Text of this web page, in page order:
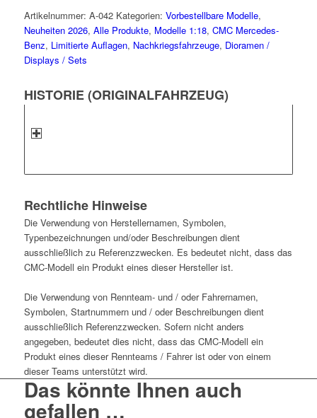
Artikelnummer: A-042 Kategorien: Vorbestellbare Modelle,
Neuheiten 2026, Alle Produkte, Modelle 1:18, CMC Mercedes-
Benz, Limitierte Auflagen, Nachkriegsfahrzeuge, Dioramen /
Displays / Sets
HISTORIE (ORIGINALFAHRZEUG)
Rechtliche Hinweise
Die Verwendung von Herstellernamen, Symbolen,
Typenbezeichnungen und/oder Beschreibungen dient
ausschließlich zu Referenzzwecken. Es bedeutet nicht, dass das
CMC-Modell ein Produkt eines dieser Hersteller ist.
Die Verwendung von Rennteam- und / oder Fahrernamen,
Symbolen, Startnummern und / oder Beschreibungen dient
ausschließlich Referenzzwecken. Sofern nicht anders
angegeben, bedeutet dies nicht, dass das CMC-Modell ein
Produkt eines dieser Rennteams / Fahrer ist oder von einem
dieser Teams unterstützt wird.
Das könnte Ihnen auch
gefallen …